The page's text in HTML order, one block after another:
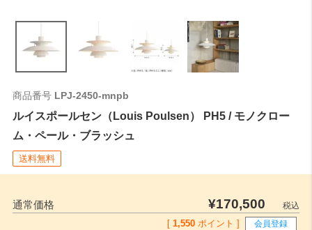
商品番号 LPJ-2450-mnpb
ルイスポールセン（Louis Poulsen） PH5 / モノクロー
ム・ペール・ブラッシュ
送料無料
通常価格 ¥170,500
税込
1,550 ポイント ] 会員登録